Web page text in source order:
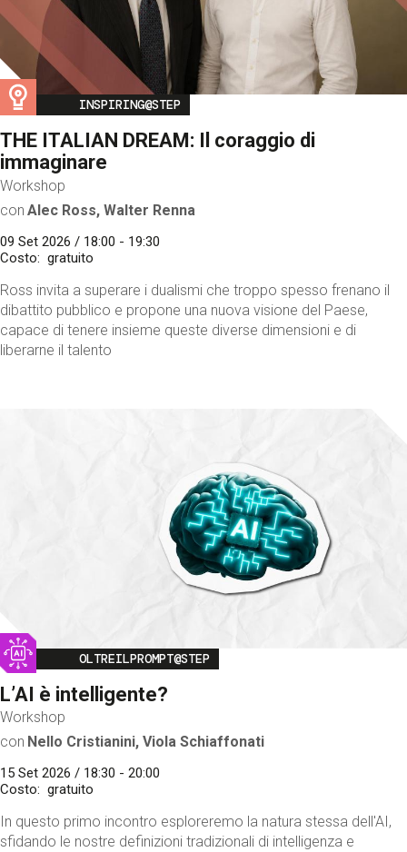
Image
INSPIRING@STEP
THE ITALIAN DREAM: Il coraggio di
immaginare
Workshop
con Alec Ross, Walter Renna
09 Set 2026 / 18:00 - 19:30
Costo
gratuito
Ross invita a superare i dualismi che troppo spesso frenano il
dibattito pubblico e propone una nuova visione del Paese,
capace di tenere insieme queste diverse dimensioni e di
liberarne il talento
Image
OLTREILPROMPT@STEP
L’AI è intelligente?
Workshop
con Nello Cristianini, Viola Schiaffonati
15 Set 2026 / 18:30 - 20:00
Costo
gratuito
In questo primo incontro esploreremo la natura stessa dell'AI,
sfidando le nostre definizioni tradizionali di intelligenza e